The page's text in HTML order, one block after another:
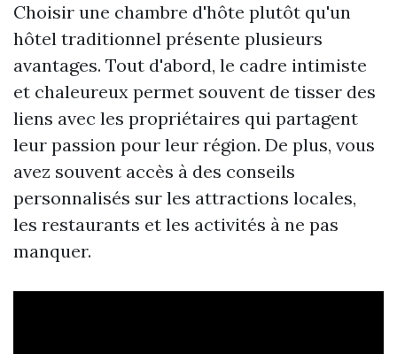
Choisir une chambre d'hôte plutôt qu'un
hôtel traditionnel présente plusieurs
avantages. Tout d'abord, le cadre intimiste
et chaleureux permet souvent de tisser des
liens avec les propriétaires qui partagent
leur passion pour leur région. De plus, vous
avez souvent accès à des conseils
personnalisés sur les attractions locales,
les restaurants et les activités à ne pas
manquer.